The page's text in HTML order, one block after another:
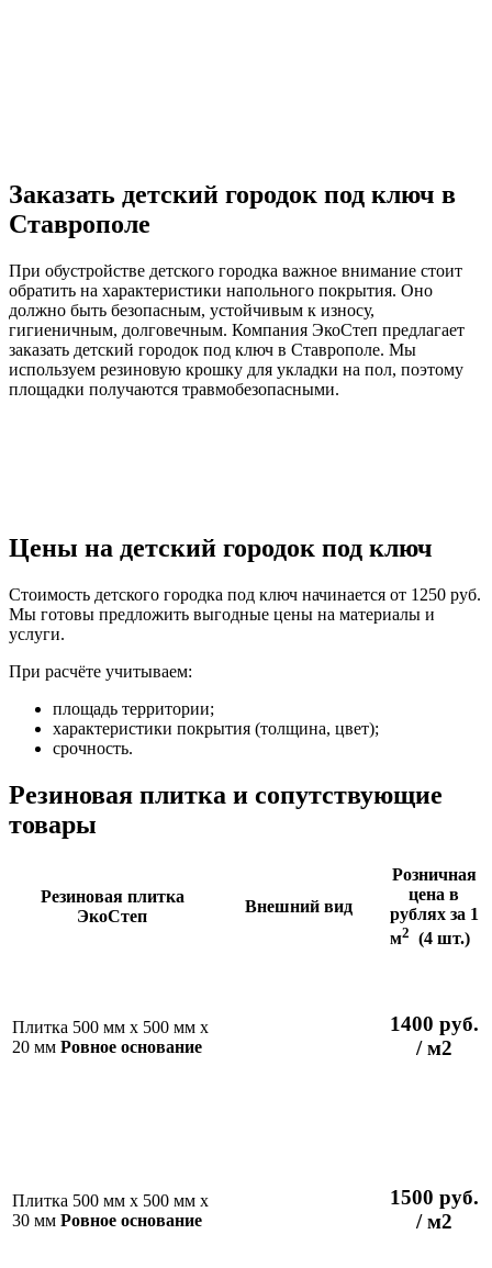
Заказать детский городок под ключ в
Ставрополе
При обустройстве детского городка важное внимание стоит
обратить на характеристики напольного покрытия. Оно
должно быть безопасным, устойчивым к износу,
гигиеничным, долговечным. Компания ЭкоСтеп предлагает
заказать детский городок под ключ в Ставрополе. Мы
используем резиновую крошку для укладки на пол, поэтому
площадки получаются травмобезопасными.
Цены на детский городок под ключ
Стоимость детского городка под ключ начинается от 1250 руб.
Мы готовы предложить выгодные цены на материалы и
услуги.
При расчёте учитываем:
площадь территории;
характеристики покрытия (толщина, цвет);
срочность.
Резиновая плитка и сопутствующие
товары
Резиновая плитка
ЭкоСтеп
Внешний вид
Розничная
цена в
рублях за 1
м2 (4 шт.)
Плитка 500 мм х 500 мм х
20 мм Ровное основание
1400 руб.
/ м2
Плитка 500 мм х 500 мм х
30 мм Ровное основание
1500 руб.
/ м2